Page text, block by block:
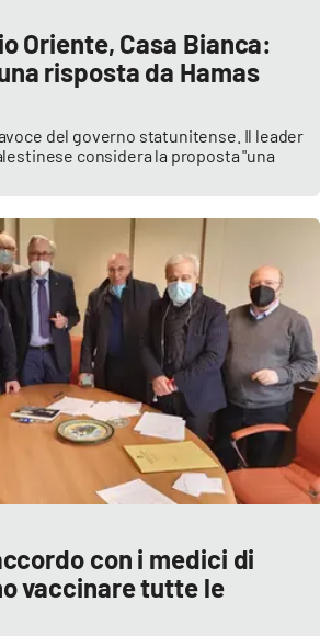
Oriente, Casa Bianca:
risposta da Hamas
del governo statunitense. Il leader
considera la proposta "una
con i medici di
vaccinare tutte le